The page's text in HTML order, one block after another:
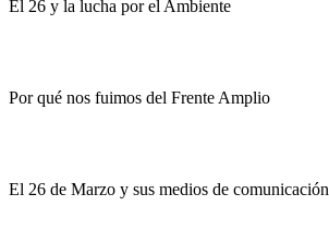
El 26 y la lucha por el Ambiente
Por qué nos fuimos del Frente Amplio
El 26 de Marzo y sus medios de comunicación